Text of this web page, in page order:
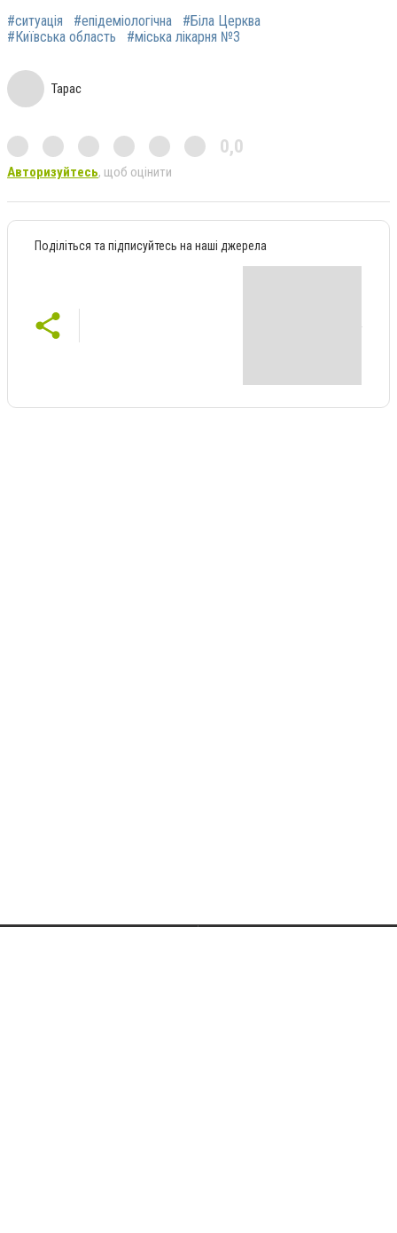
#ситуація #епідеміологічна
#Біла Церква
#Київська область
#міська лікарня №3
Тарас
0,0
Авторизуйтесь, щоб оцінити
Поділіться та підписуйтесь на наші джерела